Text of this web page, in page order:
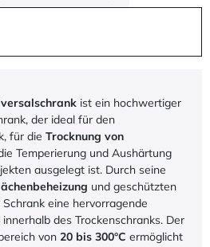
ist ein hochwertiger
der ideal für den
für die Trocknung von
Temperierung und Aushärtung
ausgelegt ist. Durch seine
und geschützten
eine hervorragende
des Trockenschranks. Der
von 20 bis 300°C ermöglicht